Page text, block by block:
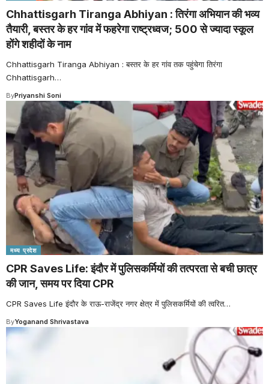
Chhattisgarh Tiranga Abhiyan : तिरंगा अभियान की भव्य
तैयारी, बस्तर के हर गांव में फहरेगा राष्ट्रध्वज; 500 से ज्यादा स्कूल
होंगे शहीदों के नाम
Chhattisgarh Tiranga Abhiyan : बस्तर के हर गांव तक पहुंचेगा तिरंगा
Chhattisgarh…
ByPriyanshi Soni
मध्य प्रदेश
CPR Saves Life: इंदौर में पुलिसकर्मियों की तत्परता से बची छात्र
की जान, समय पर दिया CPR
CPR Saves Life इंदौर के राऊ-राजेंद्र नगर क्षेत्र में पुलिसकर्मियों की त्वरित…
ByYoganand Shrivastava